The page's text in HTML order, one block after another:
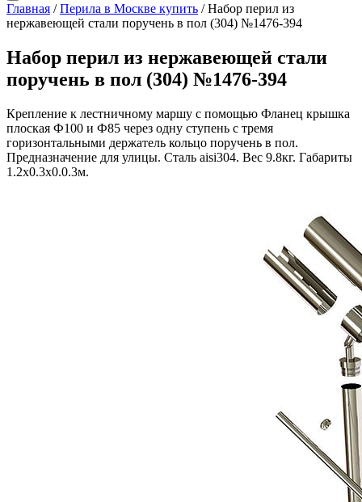
Главная /Перила в Москве купить /Набор перил из
нержавеющей стали поручень в пол (304) №1476-394
Набор перил из нержавеющей стали
поручень в пол (304) №1476-394
Крепление к лестничному маршу с помощью Фланец крышка
плоская Ф100 и Ф85 через одну ступень с тремя
горизонтальными держатель кольцо поручень в пол.
Предназначение для улицы. Сталь aisi304. Вес 9.8кг. Габариты
1.2х0.3х0.0.3м.